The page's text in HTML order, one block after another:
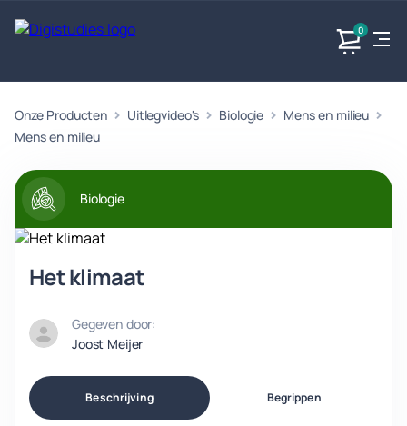
0
Exacte
vakken
Geen
vakken.
Taalvakken
vakken.
MaatschappijvakkenProducten
Onze Producten Uitlegvideo's Biologie
Mens en milieu
Mens en milieu
Biologie
Het klimaat
Gegeven door:
Joost Meijer
Beschrijving Begrippen